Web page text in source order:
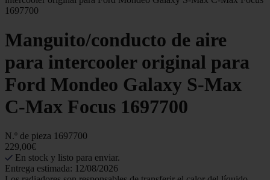
1697700
Manguito/conducto de aire
para intercooler original para
Ford Mondeo Galaxy S-Max
C-Max Focus 1697700
N.º de pieza 1697700
229,00€
En stock y listo para enviar.
Entrega estimada: 12/08/2026